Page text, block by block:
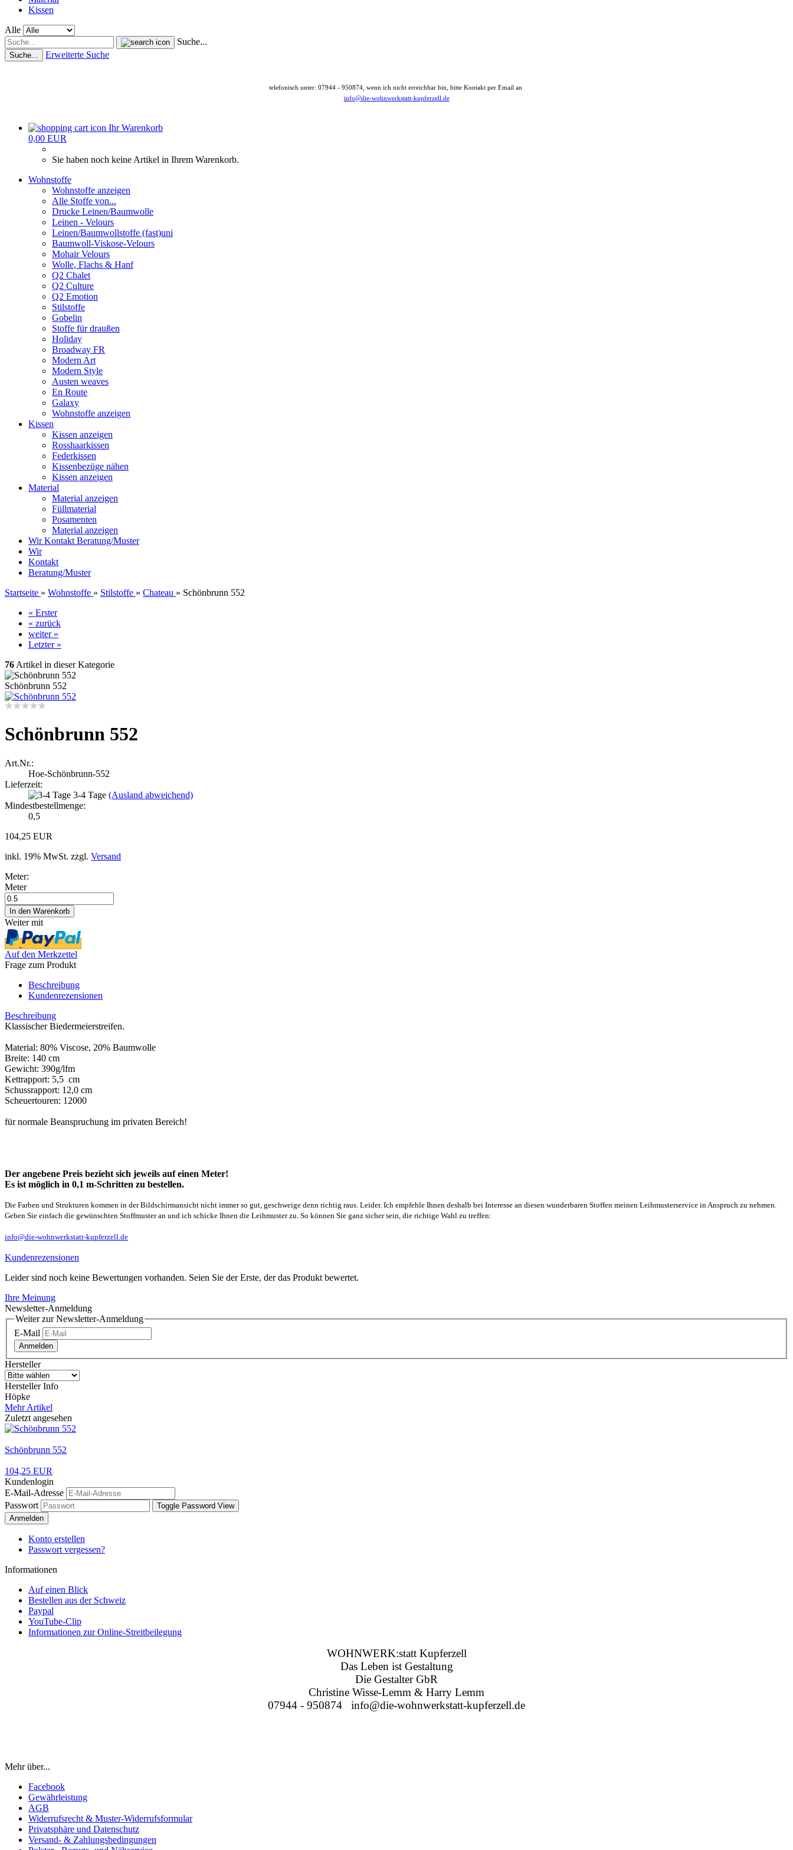
Kissen
Alle
Suche...
Suche... Erweiterte Suche
telefonisch unter: 07944 - 950874, wenn ich nicht erreichbar bin, bitte Kontakt per Email an
info@die-wohnwerkstatt-kupferzell.de
Ihr Warenkorb
0,00 EUR
Sie haben noch keine Artikel in Ihrem Warenkorb.
Wohnstoffe
Wohnstoffe anzeigen
Alle Stoffe von...
Drucke Leinen/Baumwolle
Leinen - Velours
Leinen/Baumwollstoffe (fast)uni
Baumwoll-Viskose-Velours
Mohair Velours
Wolle, Flachs & Hanf
Q2 Chalet
Q2 Culture
Q2 Emotion
Stilstoffe
Gobelin
Stoffe für draußen
Holiday
Broadway FR
Modern Art
Modern Style
Austen weaves
En Route
Galaxy
Wohnstoffe anzeigen
Kissen
Kissen anzeigen
Rosshaarkissen
Federkissen
Kissenbezüge nähen
Kissen anzeigen
Material
Material anzeigen
Füllmaterial
Posamenten
Material anzeigen
WirKontakt Beratung/Muster
Wir
Kontakt
Beratung/Muster
Startseite » Wohnstoffe » Stilstoffe » Chateau » Schönbrunn 552
« Erster
« zurück
weiter »
Letzter »
76 Artikel in dieser Kategorie
Schönbrunn 552
Schönbrunn 552
Art.Nr.:
Hoe-Schönbrunn-552
Lieferzeit:
3-4 Tage (Ausland abweichend)
Mindestbestellmenge:
0,5
104,25 EUR
inkl. 19% MwSt. zzgl. Versand
Meter:
Meter
Weiter mit
Auf den Merkzettel
Frage zum Produkt
Beschreibung
Kundenrezensionen
Beschreibung
Klassischer Biedermeierstreifen.
Material: 80% Viscose, 20% Baumwolle
Breite: 140 cm
Gewicht: 390g/lfm
Kettrapport: 5,5 cm
Schussrapport: 12,0 cm
Scheuertouren: 12000
für normale Beanspruchung im privaten Bereich!
Der angebene Preis bezieht sich jeweils auf einen Meter!
Es ist möglich in 0,1 m-Schritten zu bestellen.
Die Farben und Strukturen kommen in der Bildschirmansicht nicht immer so gut, geschweige denn richtig raus. Leider. Ich empfehle Ihnen deshalb bei Interesse an diesen wunderbaren Stoffen meinen Leihmusterservice in Anspruch zu nehmen.
Geben Sie einfach die gewünschten Stoffmuster an und ich schicke Ihnen die Leihmuster zu. So können Sie ganz sicher sein, die richtige Wahl zu treffen:
info@die-wohnwerkstatt-kupferzell.de
Kundenrezensionen
Leider sind noch keine Bewertungen vorhanden. Seien Sie der Erste, der das Produkt bewertet.
Ihre Meinung
Newsletter-Anmeldung
Weiter zur Newsletter-Anmeldung
E-Mail
Anmelden
Hersteller
Hersteller Info
Höpke
Mehr Artikel
Zuletzt angesehen
Schönbrunn 552
104,25 EUR
Kundenlogin
E-Mail-Adresse
Passwort
Toggle Password View
Anmelden
Konto erstellen
Passwort vergessen?
Informationen
Auf einen Blick
Bestellen aus der Schweiz
Paypal
YouTube-Clip
Informationen zur Online-Streitbeilegung
WOHNWERK:statt Kupferzell
Das Leben ist Gestaltung
Die Gestalter GbR
Christine Wisse-Lemm & Harry Lemm
07944 - 950874 info@die-wohnwerkstatt-kupferzell.de
Mehr über...
Facebook
Gewährleistung
AGB
Widerrufsrecht & Muster-Widerrufsformular
Privatsphäre und Datenschutz
Versand- & Zahlungsbedingungen